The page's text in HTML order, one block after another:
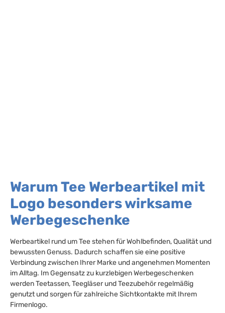
Warum Tee Werbeartikel mit
Logo besonders wirksame
Werbegeschenke
Werbeartikel rund um Tee stehen für Wohlbefinden, Qualität und
bewussten Genuss. Dadurch schaffen sie eine positive
Verbindung zwischen Ihrer Marke und angenehmen Momenten
im Alltag. Im Gegensatz zu kurzlebigen Werbegeschenken
werden Teetassen, Teegläser und Teezubehör regelmäßig
genutzt und sorgen für zahlreiche Sichtkontakte mit Ihrem
Firmenlogo.